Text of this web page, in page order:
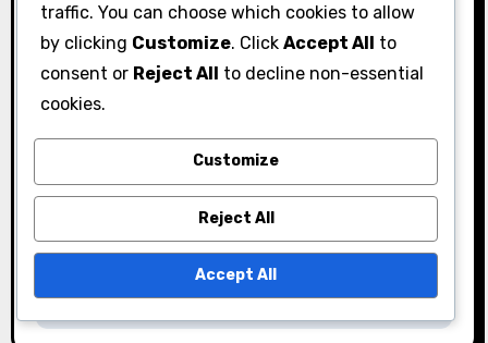
P
o
s
n
a
v
Black Desert
Online Twitch Drops
Caractéristiques
Engagement des
traffic. You can choose which cookies to allow
by clicking Customize. Click Accept All to
consent or Reject All to decline non-essential
cookies.
Customize
Reject All
Accept All